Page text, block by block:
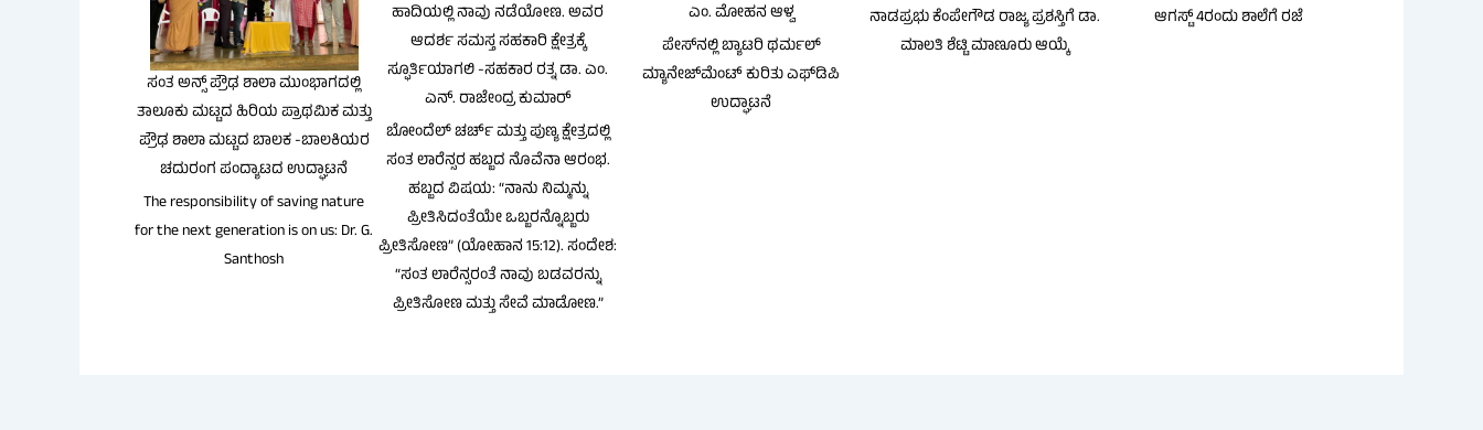
ಸಂತ ಅನ್ಸ್ ಪ್ರೌಢ ಶಾಲಾ ಮುಂಭಾಗದಲ್ಲಿ
ತಾಲೂಕು ಮಟ್ಟದ ಹಿರಿಯ ಪ್ರಾಥಮಿಕ ಮತ್ತು
ಪ್ರೌಢ ಶಾಲಾ ಮಟ್ಟದ ಬಾಲಕ -ಬಾಲಕಿಯರ
ಚದುರಂಗ ಪಂದ್ಯಾಟದ ಉದ್ಘಾಟನೆ
ಹಾದಿಯಲ್ಲಿ ನಾವು ನಡೆಯೋಣ. ಅವರ
ಆದರ್ಶ ಸಮಸ್ತ ಸಹಕಾರಿ ಕ್ಷೇತ್ರಕ್ಕೆ
ಸ್ಫೂರ್ತಿಯಾಗಲಿ -ಸಹಕಾರ ರತ್ನ ಡಾ. ಎಂ.
ಎನ್. ರಾಜೇಂದ್ರ ಕುಮಾರ್
ಎಂ. ಮೋಹನ ಆಳ್ವ
The responsibility of saving nature
for the next generation is on us: Dr. G.
Santhosh
ಬೋಂದೆಲ್ ಚರ್ಚ್ ಮತ್ತು ಪುಣ್ಯ ಕ್ಷೇತ್ರದಲ್ಲಿ
ಸಂತ ಲಾರೆನ್ಸರ ಹಬ್ಬದ ನೊವೆನಾ ಆರಂಭ.
ಹಬ್ಬದ ವಿಷಯ: “ನಾನು ನಿಮ್ಮನ್ನು
ಪ್ರೀತಿಸಿದಂತೆಯೇ ಒಬ್ಬರನ್ನೊಬ್ಬರು
ಪ್ರೀತಿಸೋಣ” (ಯೋಹಾನ 15:12). ಸಂದೇಶ:
“ಸಂತ ಲಾರೆನ್ಸರಂತೆ ನಾವು ಬಡವರನ್ನು
ಪ್ರೀತಿಸೋಣ ಮತ್ತು ಸೇವೆ ಮಾಡೋಣ.”
ಪೇಸ್‌ನಲ್ಲಿ ಬ್ಯಾಟರಿ ಥರ್ಮಲ್
ಮ್ಯಾನೇಜ್‌ಮೆಂಟ್ ಕುರಿತು ಎಫ್‌ಡಿಪಿ
ಉದ್ಘಾಟನೆ
ನಾಡಪ್ರಭು ಕೆಂಪೇಗೌಡ ರಾಜ್ಯ ಪ್ರಶಸ್ತಿಗೆ ಡಾ.
ಮಾಲತಿ ಶೆಟ್ಟಿ ಮಾಣೂರು ಆಯ್ಕೆ
ಆಗಸ್ಟ್ 4ರಂದು ಶಾಲೆಗೆ ರಜೆ